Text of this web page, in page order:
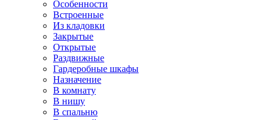
Особенности
Встроенные
Из кладовки
Закрытые
Открытые
Раздвижные
Гардеробные шкафы
Назначение
В комнату
В нишу
В спальню